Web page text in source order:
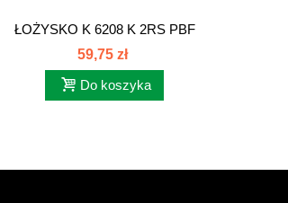
ŁOŻYSKO K 6208 K 2RS PBF
59,75 zł
Do koszyka